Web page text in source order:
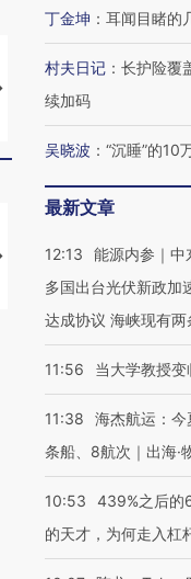
视线｜HYROX的吸金
术：是什么让中产们甘
心“花钱找虐”？
毒
【推广】走进第四届链博
会，让数智科技“链”接产
【
有
丁金坤 ： 耳闻目睹的
村夫日记 ： 长护险覆
续加码
吴晓波 ： “沉睡”的10
最新文章
12:13
能源内参｜中
多国出台光伏新政加
达成协议 海峡现有两
11:56 当大学教授
11:38
海杰航运：
条船、8航次｜出海·
10:53
439%之后的
的天才，为何走入杠